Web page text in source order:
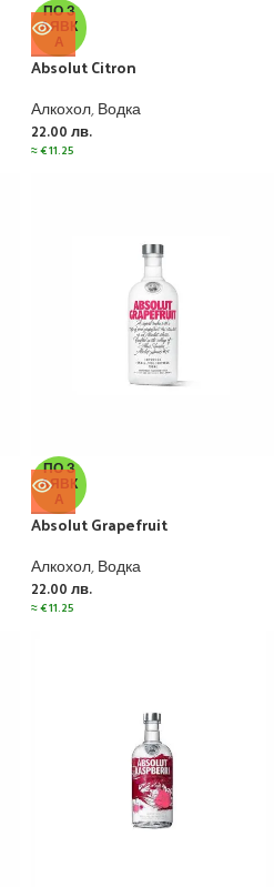
ПО З
АЯВК
А
Absolut Citron
Алкохол,Водка
22.00 лв.
≈€11.25
ПО З
АЯВК
А
Absolut Grapefruit
Алкохол,Водка
22.00 лв.
≈€11.25